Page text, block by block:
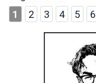
1
2 3 4 5 6